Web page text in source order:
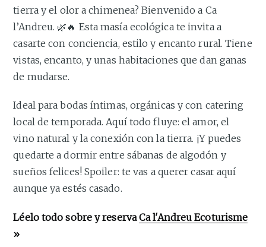
tierra y el olor a chimenea? Bienvenido a Ca
l’Andreu. 🌿🔥 Esta masía ecológica te invita a
casarte con conciencia, estilo y encanto rural. Tiene
vistas, encanto, y unas habitaciones que dan ganas
de mudarse.
Ideal para bodas íntimas, orgánicas y con catering
local de temporada. Aquí todo fluye: el amor, el
vino natural y la conexión con la tierra. ¡Y puedes
quedarte a dormir entre sábanas de algodón y
sueños felices! Spoiler: te vas a querer casar aquí
aunque ya estés casado.
Léelo todo sobre y reservaCa l'Andreu Ecoturisme
»